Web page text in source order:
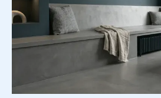
sans
toucher
au